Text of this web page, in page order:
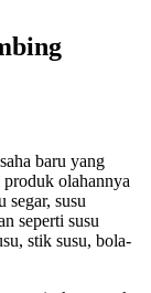
baru yang
produk olahannya
segar, susu
seperti susu
stik susu, bola-